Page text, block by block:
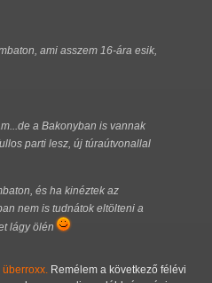
ami asszem 16-ára esik,
a Bakonyban is vannak
parti lesz, új túraútvonallal
és ha kinéztek az
nem is tudnátok eltölteni a
lágy ölén
überroxx. Remélem a következő félévi